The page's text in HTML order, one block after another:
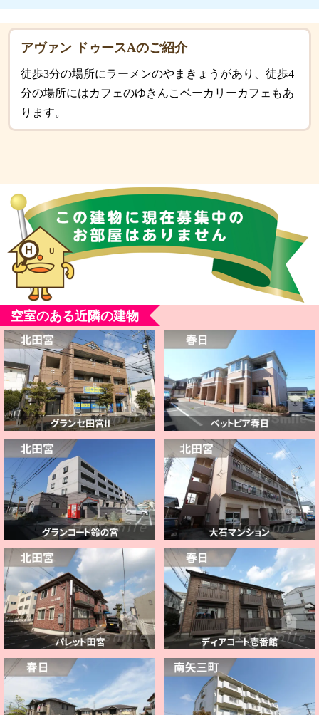
アヴァン ドゥースAのご紹介
徒歩3分の場所にラーメンのやまきょうがあり、徒歩4
分の場所にはカフェのゆきんこベーカリーカフェもあ
ります。
空室のある近隣の建物